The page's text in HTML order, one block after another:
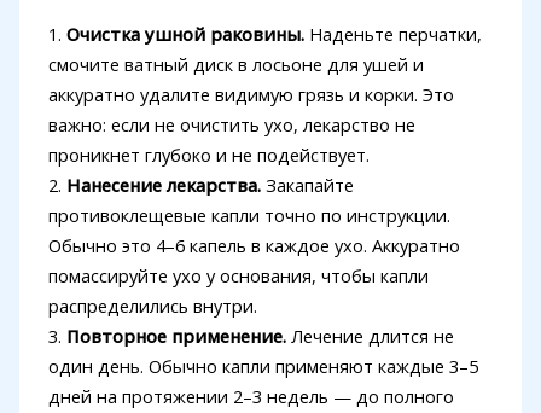
1. Очистка ушной раковины.Наденьте перчатки,
смочите ватный диск в лосьоне для ушей и
аккуратно удалите видимую грязь и корки. Это
важно: если не очистить ухо, лекарство не
проникнет глубоко и не подействует.
2. Нанесение лекарства.Закапайте
противоклещевые капли точно по инструкции.
Обычно это 4–6 капель в каждое ухо. Аккуратно
помассируйте ухо у основания, чтобы капли
распределились внутри.
3. Повторное применение.Лечение длится не
один день. Обычно капли применяют каждые 3–5
дней на протяжении 2–3 недель — до полного